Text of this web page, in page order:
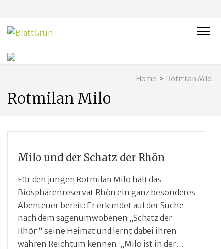
Home > Rotmilan Milo
Rotmilan Milo
Milo und der Schatz der Rhön
Für den jungen Rotmilan Milo hält das
Biosphärenreservat Rhön ein ganz besonderes
Abenteuer bereit: Er erkundet auf der Suche
nach dem sagenumwobenen „Schatz der
Rhön“ seine Heimat und lernt dabei ihren
wahren Reichtum kennen. „Milo ist in der…